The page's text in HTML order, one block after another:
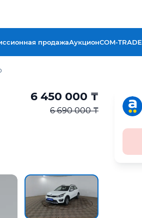
продажаАукционCOM-TRADE
6 450 000 ₸
6 690 000 ₸